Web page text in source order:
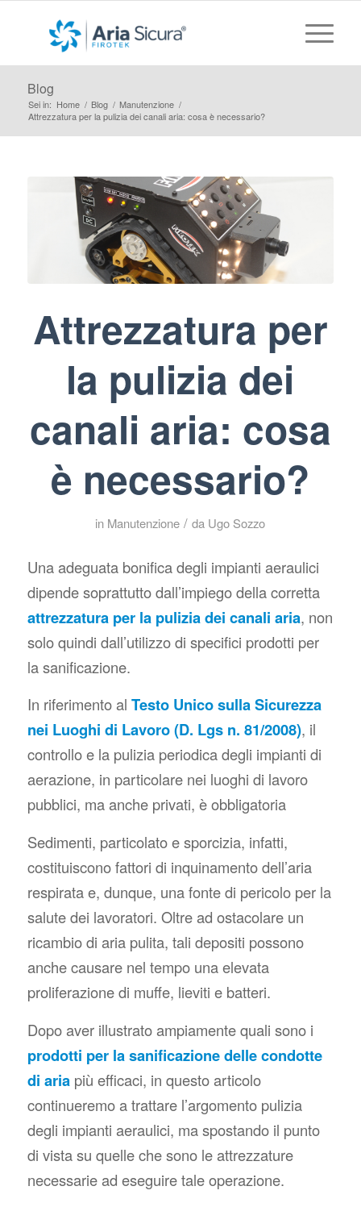
Blog
Sei in: Home / Blog / Manutenzione /
Attrezzatura per la pulizia dei canali aria: cosa è necessario?
Attrezzatura per
la pulizia dei
canali aria: cosa
è necessario?
in Manutenzione / da Ugo Sozzo
Una adeguata bonifica degli impianti aeraulici
dipende soprattutto dall’impiego della corretta
attrezzatura per la pulizia dei canali aria, non
solo quindi dall’utilizzo di specifici prodotti per
la sanificazione.
In riferimento al Testo Unico sulla Sicurezza
nei Luoghi di Lavoro (D. Lgs n. 81/2008), il
controllo e la pulizia periodica degli impianti di
aerazione, in particolare nei luoghi di lavoro
pubblici, ma anche privati, è obbligatoria
Sedimenti, particolato e sporcizia, infatti,
costituiscono fattori di inquinamento dell’aria
respirata e, dunque, una fonte di pericolo per la
salute dei lavoratori. Oltre ad ostacolare un
ricambio di aria pulita, tali depositi possono
anche causare nel tempo una elevata
proliferazione di muffe, lieviti e batteri.
Dopo aver illustrato ampiamente quali sono i
prodotti per la sanificazione delle condotte
di aria più efficaci, in questo articolo
continueremo a trattare l’argomento pulizia
degli impianti aeraulici, ma spostando il punto
di vista su quelle che sono le attrezzature
necessarie ad eseguire tale operazione.